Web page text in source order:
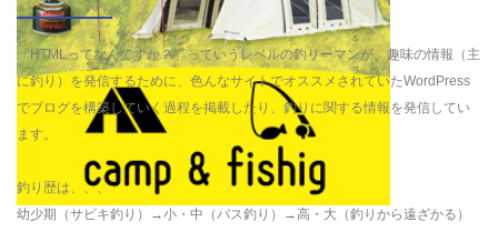
「HTMLってなんですか？」っていうレベルの釣リーマンが、趣味の情報（主
に釣り）を発信するために、色んなサイトでオススメされていたWordPress
でブログを構築していく過程を掲載したり、釣りに関する情報を発信してい
ます。
釣り歴は、、、
幼少期（サビキ釣り）→小・中（バス釣り）→高・大（釣りから遠ざかる）